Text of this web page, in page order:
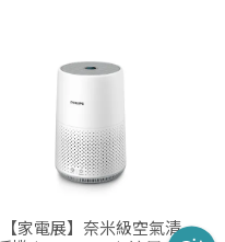
【家電展】奈米級空氣清